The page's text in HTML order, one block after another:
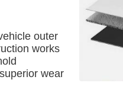
outer
works
wear